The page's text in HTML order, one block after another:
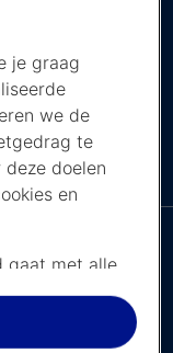
om 20.45
3.
Sport Totaal
bij Ziggo
je graag
we de
te
deze doelen
en
gaat met alle
dan
cookies om
betekent